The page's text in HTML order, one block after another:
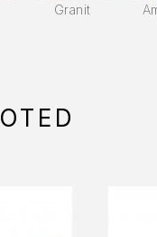
Granit